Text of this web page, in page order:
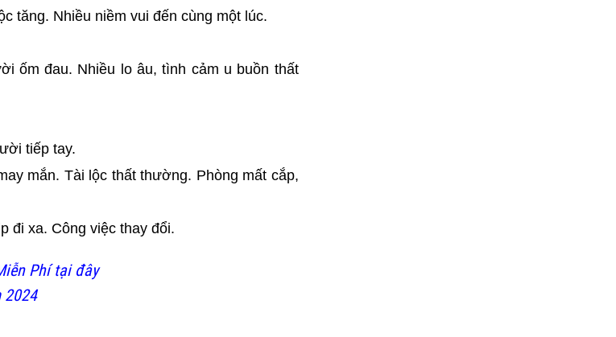
tăng. Nhiều niềm vui đến cùng một lúc.
ốm đau. Nhiều lo âu, tình cảm u buồn thất
tiếp tay.
mắn. Tài lộc thất thường. Phòng mất cắp,
đi xa. Công việc thay đổi.
Phí tại đây
2024